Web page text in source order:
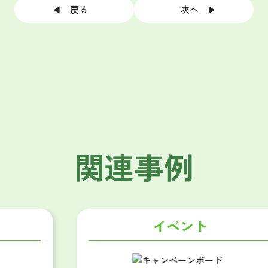
◀ 戻る 次へ ▶
関連事例
イベント